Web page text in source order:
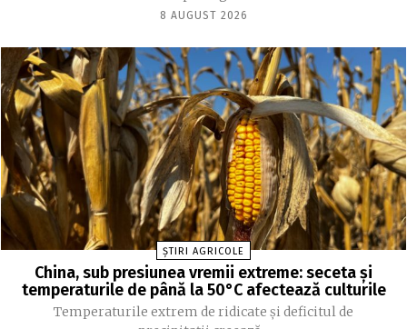
8 AUGUST 2026
ȘTIRI AGRICOLE
China, sub presiunea vremii extreme: seceta și
temperaturile de până la 50°C afectează culturile
Temperaturile extrem de ridicate și deficitul de